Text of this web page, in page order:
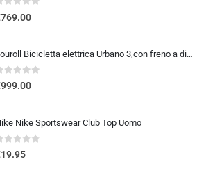
out of 5
769.00
Touroll Bicicletta elettrica Urbano 3,con freno a disco idraulico, Motore Centrale 70 NM, Batteria Rimovibile 13Ah, Autonomia
out of 5
999.00
Nike Sportswear Club Top Uomo
out of 5
19.95